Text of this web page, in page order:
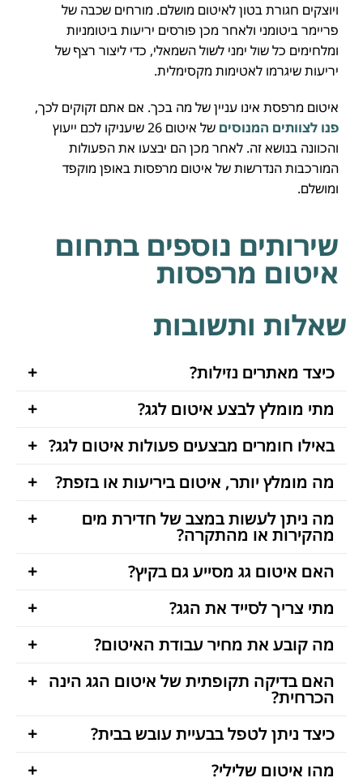
ויוצקים חגורת בטון לאיטום מושלם. מורחים שכבה של
פריימר ביטומני ולאחר מכן פורסים יריעות ביטומניות
ומלחימים כל שול ימני לשול השמאלי, כדי ליצור רצף של
יריעות שיגרמו לאטימות מקסימלית.
איטום מרפסת אינו עניין של מה בכך. אם אתם זקוקים לכך,
פנו לצוותים המנוסים
של איטום 26 שיעניקו לכם ייעוץ
והכוונה בנושא זה. לאחר מכן הם יבצעו את הפעולות
המורכבות הנדרשות של איטום מרפסות באופן מוקפד
ומושלם.
שירותים נוספים בתחום
איטום מרפסות
שאלות ותשובות
כיצד מאתרים נזילות?
מתי מומלץ לבצע איטום לגג?
באילו חומרים מבצעים פעולות איטום לגג?
מה מומלץ יותר, איטום ביריעות או בזפת?
מה ניתן לעשות במצב של חדירת מים
מהקירות או מהתקרה?
האם איטום גג מסייע גם בקיץ?
מתי צריך לסייד את הגג?
מה קובע את מחיר עבודת האיטום?
האם בדיקה תקופתית של איטום הגג הינה
הכרחית?
כיצד ניתן לטפל בבעיית עובש בבית?
מהו איטום שלילי?